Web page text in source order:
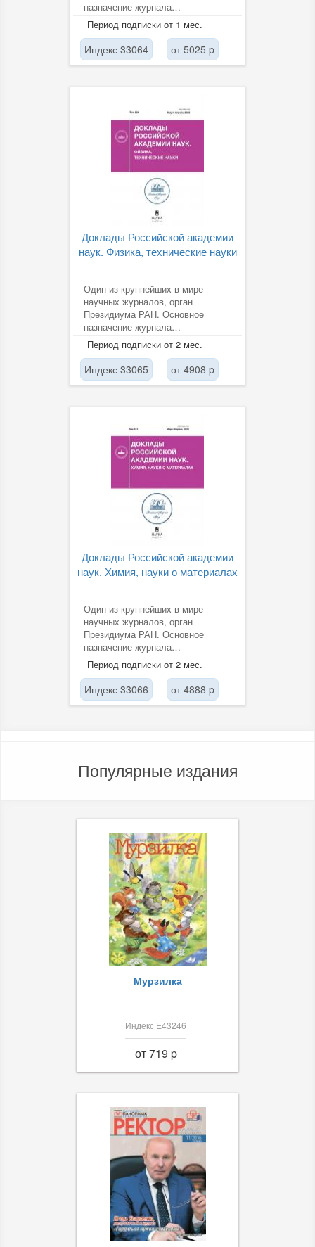
назначение журнала
заключается, прежде всего, в
публикации сообщений о...
Период подписки от 1 мес.
Индекс 33064 от 5025 p
Доклады Российской академии
наук. Физика, технические науки
Один из крупнейших в мире
научных журналов, орган
Президиума РАН. Основное
назначение журнала
заключается, прежде всего, в
публикации сообщений о...
Период подписки от 2 мес.
Индекс 33065 от 4908 p
Доклады Российской академии
наук. Химия, науки о материалах
Один из крупнейших в мире
научных журналов, орган
Президиума РАН. Основное
назначение журнала
заключается, прежде всего, в
публикации сообщений о...
Период подписки от 2 мес.
Индекс 33066 от 4888 p
Популярные издания
Мурзилка
Индекс Е43246
от 719 p